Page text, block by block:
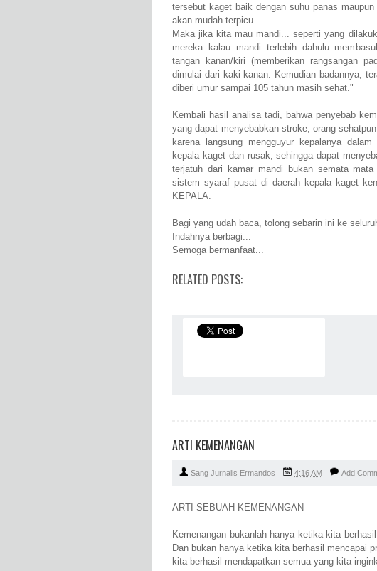
tersebut kaget baik dengan suhu panas
akan mudah terpicu...
Maka jika kita mau mandi... seperti yang
mereka kalau mandi terlebih dahulu
tangan kanan/kiri (memberikan rangsangan
dimulai dari kaki kanan. Kemudian badannya,
diberi umur sampai 105 tahun masih sehat."
Kembali hasil analisa tadi, bahwa penyebab
yang dapat menyebabkan stroke, orang
karena langsung mengguyur kepalanya
kepala kaget dan rusak, sehingga dapat
terjatuh dari kamar mandi bukan semata
sistem syaraf pusat di daerah kepala kaget
KEPALA.
Bagi yang udah baca, tolong sebarin ini ke
Indahnya berbagi...
Semoga bermanfaat...
RELATED POSTS:
ARTI KEMENANGAN
Sang Jurnalis Ermandos 4:16 AM Add
ARTI SEBUAH KEMENANGAN
Kemenangan bukanlah hanya ketika kita
Dan bukan hanya ketika kita berhasil mencapai
kita berhasil mendapatkan semua yang kita